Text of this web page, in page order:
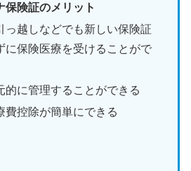
保険証のメリット
っ越しなどでも新しい保険証
に保険医療を受けることがで
的に管理することができる
費控除が簡単にできる